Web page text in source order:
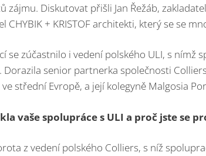
zájmu. Diskutovat přišli Jan Řežáb,
CHYBIK + KRISTOF architekti, který se se
se zúčastnilo i vedení polského ULI, s nímž
Dorazila senior partnerka společnosti
ve střední Evropě, a její kolegyně Malgosia
vaše spolupráce s ULI a proč jste se
z vedení polského Colliers, s níž